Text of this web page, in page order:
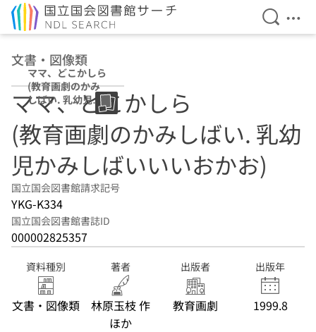
検索を
メ
文書・図像類
ママ、どこかしら
(教育画劇のかみ
しばい. 乳幼児か
みしばいいいおか
お)
ママ、どこかしら
(教育画劇のかみしばい. 乳幼
児かみしばいいいおかお)
国立国会図書館請求記号
YKG-K334
国立国会図書館書誌ID
000002825357
資料種別
文書・図像類
著者
林原玉枝 作
ほか
出版者
教育画劇
出版年
1999.8